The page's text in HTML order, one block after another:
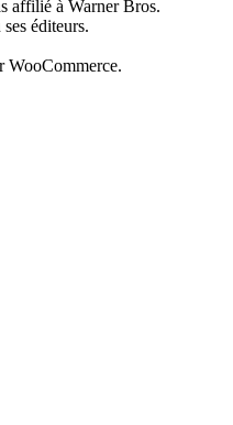
affilié à Warner Bros.
éditeurs.
WooCommerce.